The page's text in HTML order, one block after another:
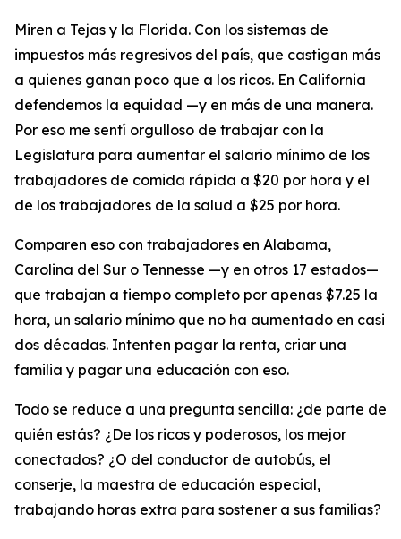
Miren a Tejas y la Florida. Con los sistemas de
impuestos más regresivos del país, que castigan más
a quienes ganan poco que a los ricos. En California
defendemos la equidad —y en más de una manera.
Por eso me sentí orgulloso de trabajar con la
Legislatura para aumentar el salario mínimo de los
trabajadores de comida rápida a $20 por hora y el
de los trabajadores de la salud a $25 por hora.
Comparen eso con trabajadores en Alabama,
Carolina del Sur o Tennesse —y en otros 17 estados—
que trabajan a tiempo completo por apenas $7.25 la
hora, un salario mínimo que no ha aumentado en casi
dos décadas. Intenten pagar la renta, criar una
familia y pagar una educación con eso.
Todo se reduce a una pregunta sencilla: ¿de parte de
quién estás? ¿De los ricos y poderosos, los mejor
conectados? ¿O del conductor de autobús, el
conserje, la maestra de educación especial,
trabajando horas extra para sostener a sus familias?